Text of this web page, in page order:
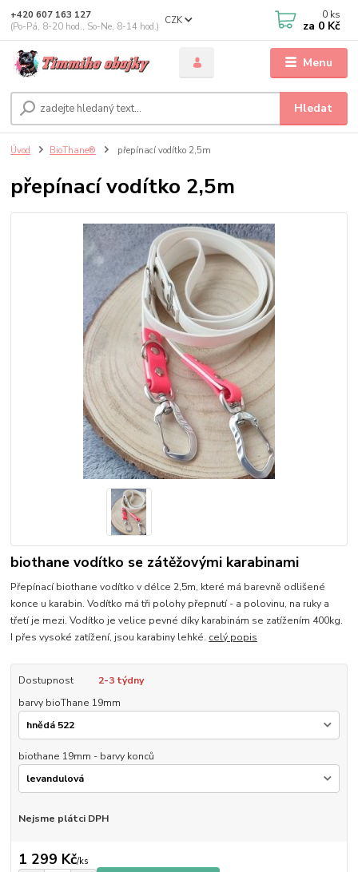
Menu
CZK
Hledat
+420 607 163 127
(Po-Pá, 8-20 hod., So-Ne, 8-14 hod.)
0 ks
za 0 Kč
Úvod BioThane® přepínací vodítko 2,5m
přepínací vodítko 2,5m
biothane vodítko se zátěžovými karabinami
Přepínací biothane vodítko v délce 2,5m, které má barevně odlišené
konce u karabin. Vodítko má tři polohy přepnutí - a polovinu, na ruky a
třetí je mezi. Vodítko je velice pevné díky karabinám se zatížením 400kg.
I přes vysoké zatížení, jsou karabiny lehké. celý popis
Dostupnost
2-3 týdny
barvy bioThane 19mm
biothane 19mm - barvy konců
Nejsme plátci DPH
1 299 Kč/ks